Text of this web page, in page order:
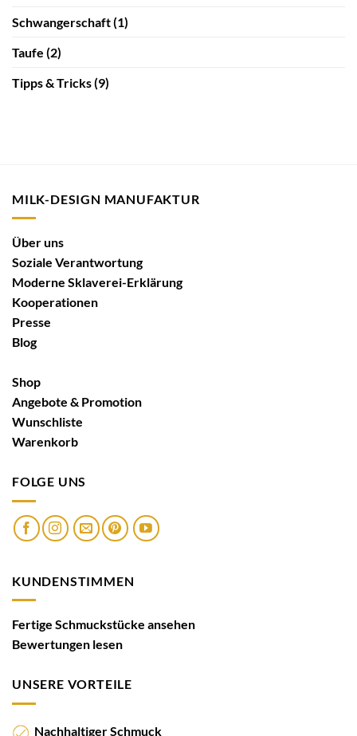
Schwangerschaft(1)
Taufe (2)
Tipps & Tricks(9)
MILK-DESIGN MANUFAKTUR
Über uns
Soziale Verantwortung
Moderne Sklaverei-Erklärung
Kooperationen
Presse
Blog
Shop
Angebote & Promotion
Wunschliste
Warenkorb
FOLGE UNS
KUNDENSTIMMEN
Fertige Schmuckstücke ansehen
Bewertungen lesen
UNSERE VORTEILE
Nachhaltiger Schmuck